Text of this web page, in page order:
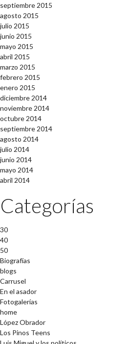
septiembre 2015
agosto 2015
julio 2015
junio 2015
mayo 2015
abril 2015
marzo 2015
febrero 2015
enero 2015
diciembre 2014
noviembre 2014
octubre 2014
septiembre 2014
agosto 2014
julio 2014
junio 2014
mayo 2014
abril 2014
Categorías
30
40
50
Biografías
blogs
Carrusel
En el asador
Fotogalerías
home
López Obrador
Los Pinos Teens